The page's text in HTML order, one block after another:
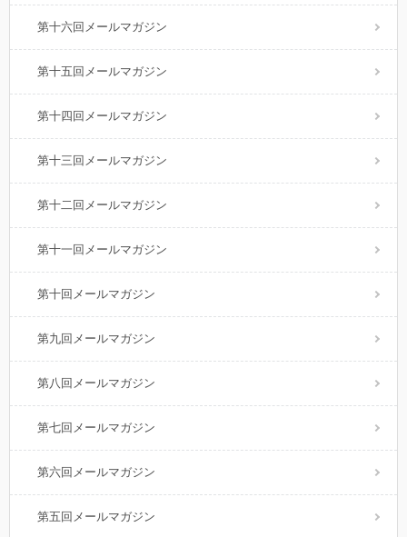
第十六回メールマガジン
第十五回メールマガジン
第十四回メールマガジン
第十三回メールマガジン
第十二回メールマガジン
第十一回メールマガジン
第十回メールマガジン
第九回メールマガジン
第八回メールマガジン
第七回メールマガジン
第六回メールマガジン
第五回メールマガジン